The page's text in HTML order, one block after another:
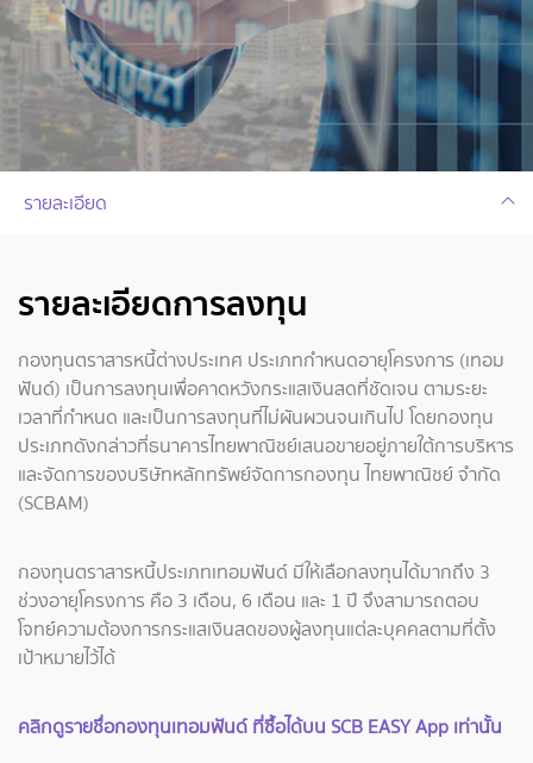
รายละเอียด
รายละเอียดการลงทุน
กองทุนตราสารหนี้ต่างประเทศ ประเภทกำหนดอายุโครงการ (เทอม
ฟันด์) เป็นการลงทุนเพื่อคาดหวังกระแสเงินสดที่ชัดเจน ตามระยะ
เวลาที่กำหนด และเป็นการลงทุนที่ไม่ผันผวนจนเกินไป โดยกองทุน
ประเภทดังกล่าวที่ธนาคารไทยพาณิชย์เสนอขายอยู่ภายใต้การบริหาร
และจัดการของบริษัทหลักทรัพย์จัดการกองทุน ไทยพาณิชย์ จำกัด
(SCBAM)
กองทุนตราสารหนี้ประเภทเทอมฟันด์ มีให้เลือกลงทุนได้มากถึง 3
ช่วงอายุโครงการ คือ 3 เดือน, 6 เดือน และ 1 ปี จึงสามารถตอบ
โจทย์ความต้องการกระแสเงินสดของผู้ลงทุนแต่ละบุคคลตามที่ตั้ง
เป้าหมายไว้ได้
คลิกดูรายชื่อกองทุนเทอมฟันด์ ที่ซื้อได้บน SCB EASY App เท่านั้น